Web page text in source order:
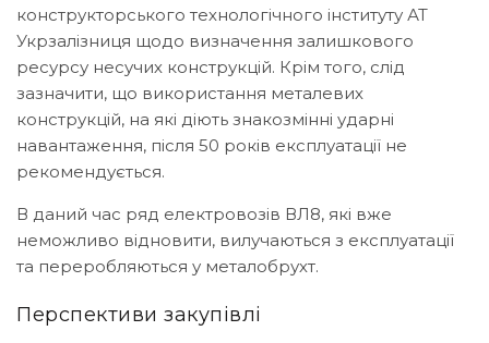
конструкторського технологічного інституту АТ
Укрзалізниця щодо визначення залишкового
ресурсу несучих конструкцій. Крім того, слід
зазначити, що використання металевих
конструкцій, на які діють знакозмінні ударні
навантаження, після 50 років експлуатації не
рекомендується.
В даний час ряд електровозів ВЛ8, які вже
неможливо відновити, вилучаються з експлуатації
та переробляються у металобрухт.
Перспективи закупівлі